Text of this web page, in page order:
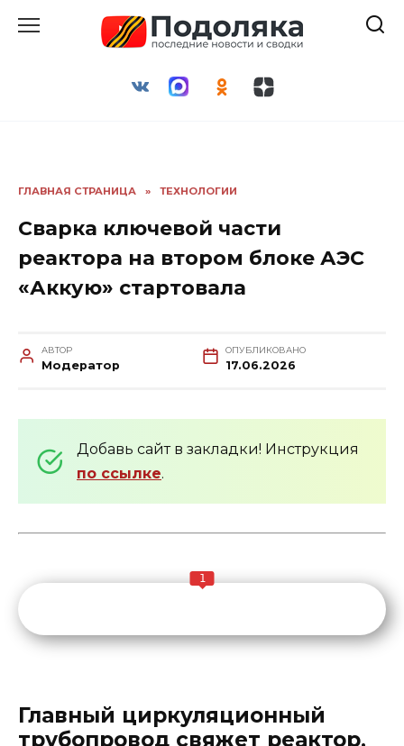
ГЛАВНАЯ СТРАНИЦА » ТЕХНОЛОГИИ
Сварка ключевой части
реактора на втором блоке АЭС
«Аккую» стартовала
АВТОР
Модератор
ОПУБЛИКОВАНО
17.06.2026
Добавь сайт в закладки! Инструкция
по ссылке.
1
Главный циркуляционный
трубопровод свяжет реактор,